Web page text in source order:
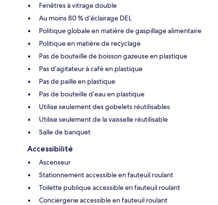
Fenêtres à vitrage double
Au moins 80 % d’éclairage DEL
Politique globale en matière de gaspillage alimentaire
Politique en matière de recyclage
Pas de bouteille de boisson gazeuse en plastique
Pas d’agitateur à café en plastique
Pas de paille en plastique
Pas de bouteille d’eau en plastique
Utilise seulement des gobelets réutilisables
Utilise seulement de la vaisselle réutilisable
Salle de banquet
Accessibilité
Ascenseur
Stationnement accessible en fauteuil roulant
Toilette publique accessible en fauteuil roulant
Conciergerie accessible en fauteuil roulant